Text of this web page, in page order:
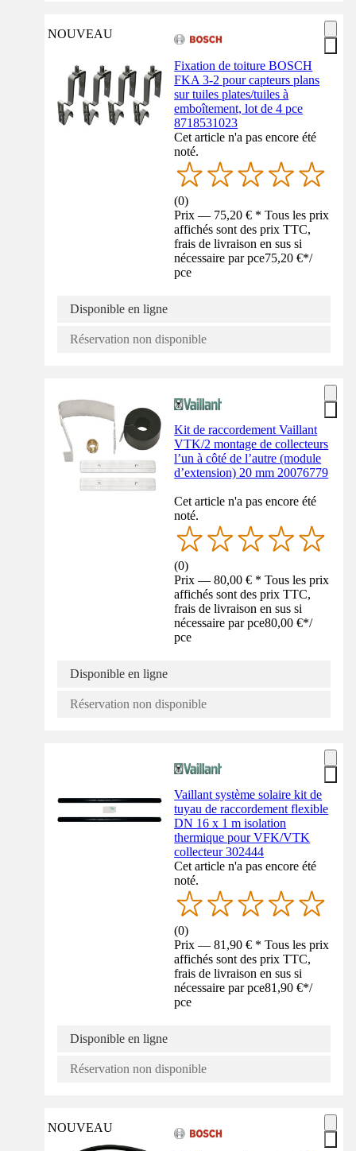
NOUVEAU
Fixation de toiture BOSCH
FKA 3-2 pour capteurs plans
sur tuiles plates/tuiles à
emboîtement, lot de 4 pce
8718531023
Cet article n'a pas encore été
noté.
(0)
Prix — 75,20 € * Tous les prix
affichés sont des prix TTC,
frais de livraison en sus si
nécessaire par pce75,20 €*/
pce
Disponible en ligne
Réservation non disponible
Kit de raccordement Vaillant
VTK/2 montage de collecteurs
l’un à côté de l’autre (module
d’extension) 20 mm 20076779
Cet article n'a pas encore été
noté.
(0)
Prix — 80,00 € * Tous les prix
affichés sont des prix TTC,
frais de livraison en sus si
nécessaire par pce80,00 €*/
pce
Disponible en ligne
Réservation non disponible
Vaillant système solaire kit de
tuyau de raccordement flexible
DN 16 x 1 m isolation
thermique pour VFK/VTK
collecteur 302444
Cet article n'a pas encore été
noté.
(0)
Prix — 81,90 € * Tous les prix
affichés sont des prix TTC,
frais de livraison en sus si
nécessaire par pce81,90 €*/
pce
Disponible en ligne
Réservation non disponible
NOUVEAU